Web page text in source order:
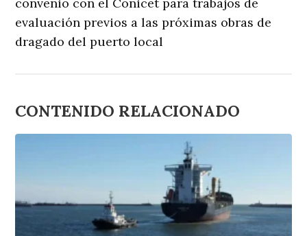
evaluación previos a las próximas obras de
dragado del puerto local
CONTENIDO RELACIONADO